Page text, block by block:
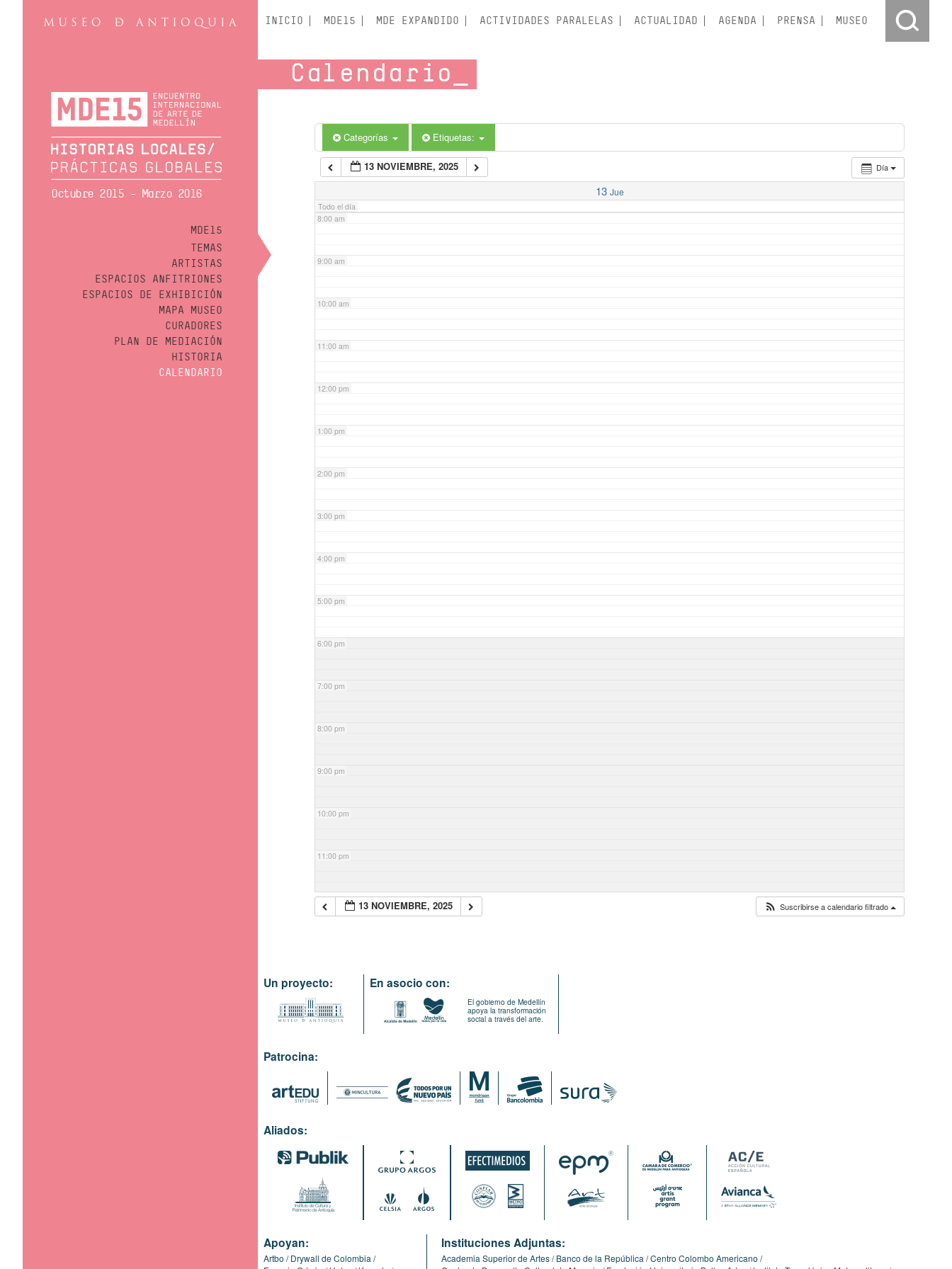
Octubre 2015 - Marzo 2016
MDE15
TEMAS
ARTISTAS
ESPACIOS ANFITRIONES
ESPACIOS DE EXHIBICIÓN
MAPA MUSEO
CURADORES
PLAN DE MEDIACIÓN
HISTORIA
CALENDARIO
INICIO MDE15 MDE EXPANDIDO ACTIVIDADES PARALELAS ACTUALIDAD AGENDA PRENSA MUSEO
Calendario
Categorías Etiquetas:
Día
13 NOVIEMBRE, 2025
13 Jue
Todo el día
5:00 am
6:00 am
7:00 am
8:00 am
9:00 am
10:00 am
11:00 am
12:00 pm
1:00 pm
2:00 pm
3:00 pm
4:00 pm
5:00 pm
6:00 pm
7:00 pm
8:00 pm
9:00 pm
10:00 pm
11:00 pm
13 NOVIEMBRE, 2025 Suscribirse a calendario filtrado
Un proyecto: En asocio con:
El gobierno de Medellín
apoya la transformación
social a través del arte.
Patrocina:
Aliados:
Apoyan:
Artbo
Drywall de Colombia
Instituciones Adjuntas:
Academia Superior de Artes Banco de la República Centro Colombo Americano